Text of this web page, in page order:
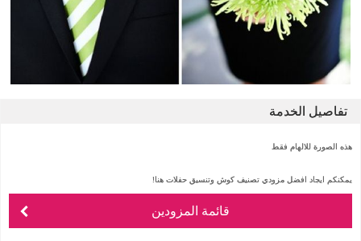
تفاصيل الخدمة
هذه الصورة للالهام فقط
يمكنكم ايجاد افضل مزودي تصنيف كوش وتنسيق حفلات هنا!
قائمة المزودين